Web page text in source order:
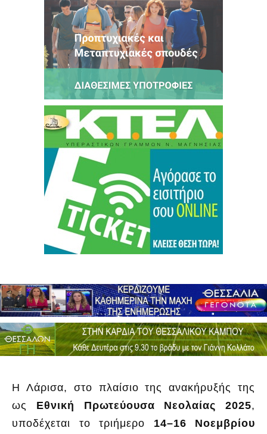
Η Λάρισα, στο πλαίσιο της ανακήρυξής της
ως Εθνική Πρωτεύουσα Νεολαίας 2025,
υποδέχεται το τριήμερο 14–16 Νοεμβρίου